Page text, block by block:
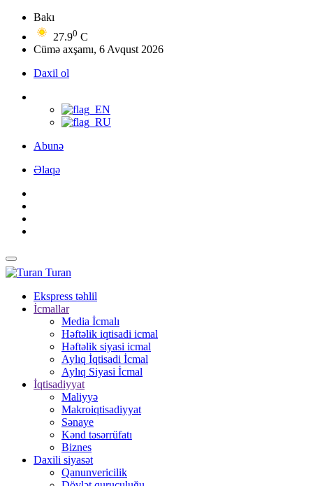
Bakı
27.90 C
Cümə axşamı, 6 Avqust 2026
Daxil ol
Abunə
Əlaqə
Turan
Ekspress təhlil
İcmallar
Media İcmalı
Həftəlik iqtisadi icmal
Həftəlik siyasi icmal
Aylıq İqtisadi İcmal
Aylıq Siyasi İcmal
İqtisadiyyat
Maliyyə
Makroiqtisadiyyat
Sənaye
Kənd təsərrüfatı
Biznes
Daxili siyasət
Qanunvericilik